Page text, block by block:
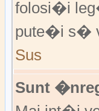
folosi�i
pute�i s�
Sus
Sunt